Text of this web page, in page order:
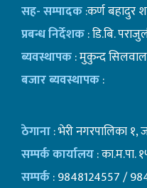
सह- सम्पादक:कर्ण बहादुर
प्रबन्ध निर्देशक: डि.बि.
ब्यवस्थापक: मुकुन्द सिलवाल
बजार ब्यवस्थापक:
ठेगाना: भेरी नगरपालिका १,
सम्पर्क कार्यालय: का.म.पा.
सम्पर्क: 9848124557 /